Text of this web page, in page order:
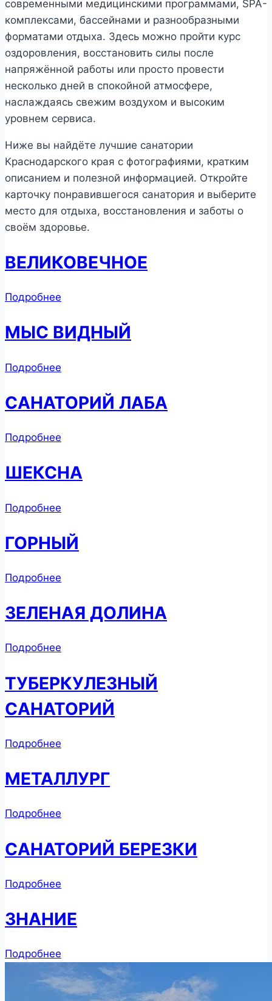
современными медицинскими программами, SPA-
комплексами, бассейнами и разнообразными
форматами отдыха. Здесь можно пройти курс
оздоровления, восстановить силы после
напряжённой работы или просто провести
несколько дней в спокойной атмосфере,
наслаждаясь свежим воздухом и высоким
уровнем сервиса.
Ниже вы найдёте лучшие санатории
Краснодарского края с фотографиями, кратким
описанием и полезной информацией. Откройте
карточку понравившегося санатория и выберите
место для отдыха, восстановления и заботы о
своём здоровье.
ВЕЛИКОВЕЧНОЕ
Подробнее
МЫС ВИДНЫЙ
Подробнее
САНАТОРИЙ ЛАБА
Подробнее
ШЕКСНА
Подробнее
ГОРНЫЙ
Подробнее
ЗЕЛЕНАЯ ДОЛИНА
Подробнее
ТУБЕРКУЛЕЗНЫЙ
САНАТОРИЙ
Подробнее
МЕТАЛЛУРГ
Подробнее
САНАТОРИЙ БЕРЕЗКИ
Подробнее
ЗНАНИЕ
Подробнее